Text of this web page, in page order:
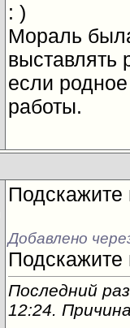
: )
Мораль
выставлять
если
работы.
Подскажите
Добавлено
Подскажите
Последний
12:24.